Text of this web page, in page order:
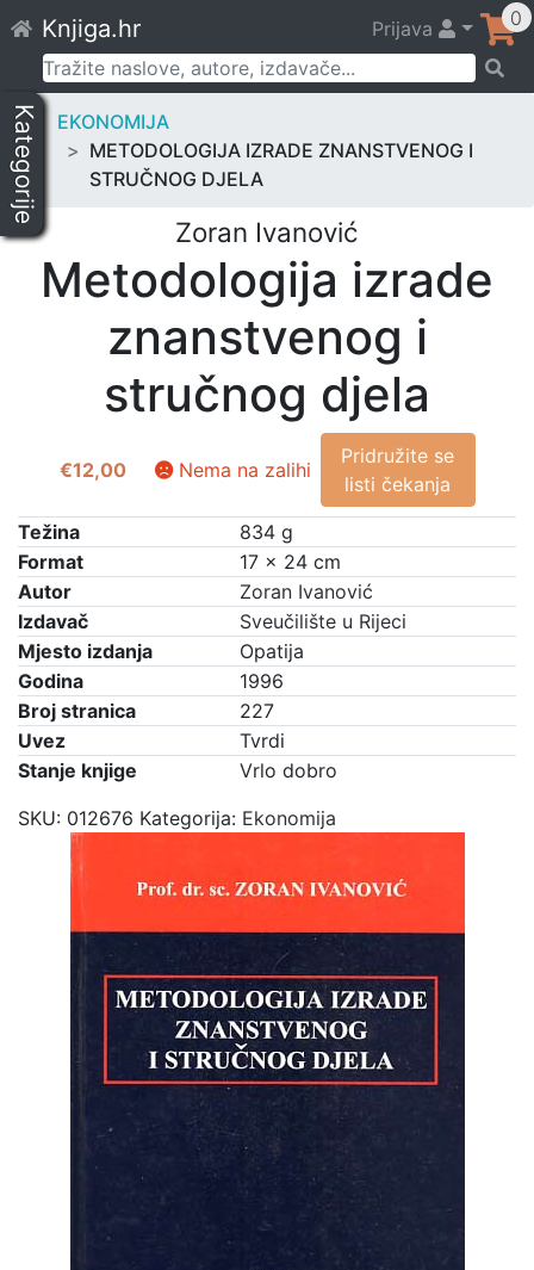
to
content
Knjiga.hr Prijava 0
Pretraži:
Kategorije
EKONOMIJA
METODOLOGIJA IZRADE ZNANSTVENOG I
STRUČNOG DJELA
Zoran Ivanović
Metodologija izrade
znanstvenog i
stručnog djela
€12,00 Nema na zalihi
Pridružite se
listi čekanja
Težina
834 g
Format
17 × 24 cm
Autor
Zoran Ivanović
Izdavač
Sveučilište u Rijeci
Mjesto izdanja
Opatija
Godina
1996
Broj stranica
227
Uvez
Tvrdi
Stanje knjige
Vrlo dobro
SKU: 012676 Kategorija: Ekonomija